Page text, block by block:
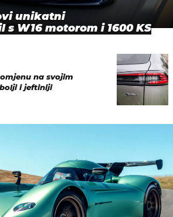
unikatni
W16 motorom i 1600 KS
na svojim
i jeftiniji